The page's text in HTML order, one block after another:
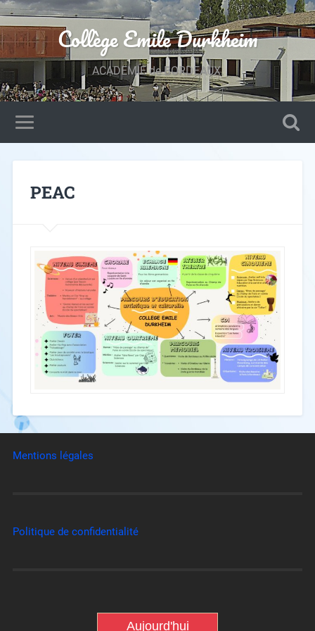
Collège Emile Durkheim
ACADEMIE de BORDEAUX.
PEAC
Mentions légales
Politique de confidentialité
Aujourd'hui